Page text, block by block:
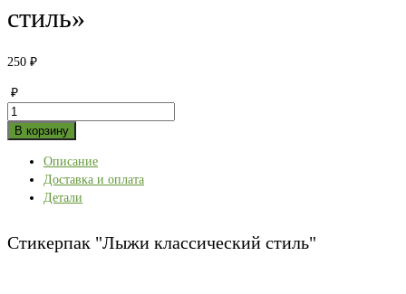
стиль»
250 ₽
₽
Количество
товара
"Лыжи
классический
стиль"
В корзину
Описание
Доставка и оплата
Детали
Стикерпак "Лыжи классический стиль"